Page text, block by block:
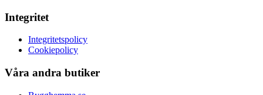
Integritet
Integritetspolicy
Cookiepolicy
Våra andra butiker